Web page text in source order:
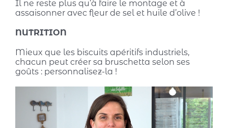
Il ne reste plus qu’à faire le montage et à
assaisonner avec fleur de sel et huile d’olive !
NUTRITION
Mieux que les biscuits apéritifs industriels,
chacun peut créer sa bruschetta selon ses
goûts : personnalisez-la !